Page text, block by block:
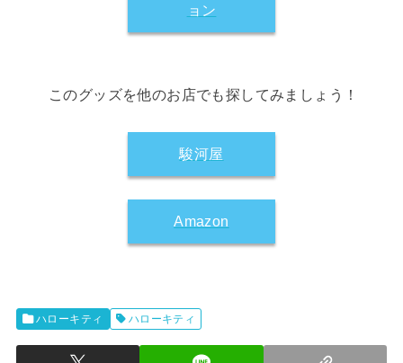
ョン
このグッズを他のお店でも探してみましょう！
駿河屋
Amazon
ハローキティ ハローキティ